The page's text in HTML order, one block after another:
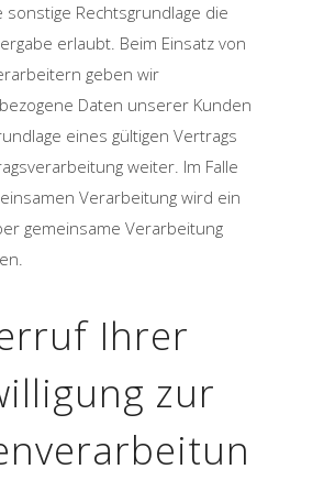
sonstige Rechtsgrundlage die
erlaubt. Beim Einsatz von
geben wir
Daten unserer Kunden
eines gültigen Vertrags
weiter. Im Falle
Verarbeitung wird ein
gemeinsame Verarbeitung
Ihrer
zur